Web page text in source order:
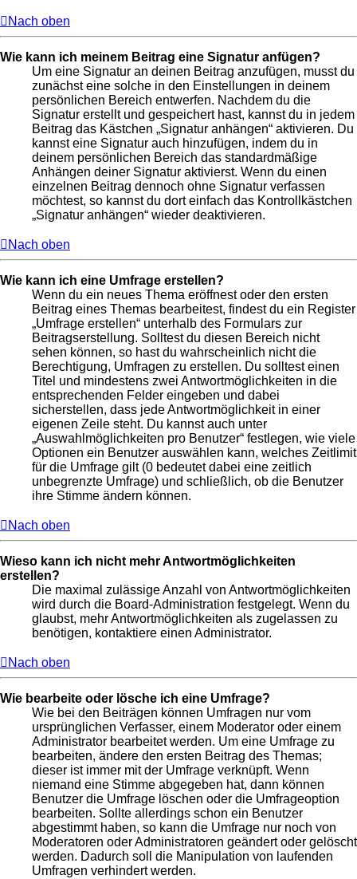
Nach oben
Wie kann ich meinem Beitrag eine Signatur anfügen?
Um eine Signatur an deinen Beitrag anzufügen, musst du
zunächst eine solche in den Einstellungen in deinem
persönlichen Bereich entwerfen. Nachdem du die
Signatur erstellt und gespeichert hast, kannst du in jedem
Beitrag das Kästchen „Signatur anhängen“ aktivieren. Du
kannst eine Signatur auch hinzufügen, indem du in
deinem persönlichen Bereich das standardmäßige
Anhängen deiner Signatur aktivierst. Wenn du einen
einzelnen Beitrag dennoch ohne Signatur verfassen
möchtest, so kannst du dort einfach das Kontrollkästchen
„Signatur anhängen“ wieder deaktivieren.
Nach oben
Wie kann ich eine Umfrage erstellen?
Wenn du ein neues Thema eröffnest oder den ersten
Beitrag eines Themas bearbeitest, findest du ein Register
„Umfrage erstellen“ unterhalb des Formulars zur
Beitragserstellung. Solltest du diesen Bereich nicht
sehen können, so hast du wahrscheinlich nicht die
Berechtigung, Umfragen zu erstellen. Du solltest einen
Titel und mindestens zwei Antwortmöglichkeiten in die
entsprechenden Felder eingeben und dabei
sicherstellen, dass jede Antwortmöglichkeit in einer
eigenen Zeile steht. Du kannst auch unter
„Auswahlmöglichkeiten pro Benutzer“ festlegen, wie viele
Optionen ein Benutzer auswählen kann, welches Zeitlimit
für die Umfrage gilt (0 bedeutet dabei eine zeitlich
unbegrenzte Umfrage) und schließlich, ob die Benutzer
ihre Stimme ändern können.
Nach oben
Wieso kann ich nicht mehr Antwortmöglichkeiten
erstellen?
Die maximal zulässige Anzahl von Antwortmöglichkeiten
wird durch die Board-Administration festgelegt. Wenn du
glaubst, mehr Antwortmöglichkeiten als zugelassen zu
benötigen, kontaktiere einen Administrator.
Nach oben
Wie bearbeite oder lösche ich eine Umfrage?
Wie bei den Beiträgen können Umfragen nur vom
ursprünglichen Verfasser, einem Moderator oder einem
Administrator bearbeitet werden. Um eine Umfrage zu
bearbeiten, ändere den ersten Beitrag des Themas;
dieser ist immer mit der Umfrage verknüpft. Wenn
niemand eine Stimme abgegeben hat, dann können
Benutzer die Umfrage löschen oder die Umfrageoption
bearbeiten. Sollte allerdings schon ein Benutzer
abgestimmt haben, so kann die Umfrage nur noch von
Moderatoren oder Administratoren geändert oder gelöscht
werden. Dadurch soll die Manipulation von laufenden
Umfragen verhindert werden.